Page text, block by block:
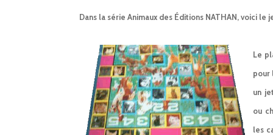
Dans la série Animaux des Éditions NATHAN, voici le
Le
pour
un
ou
les